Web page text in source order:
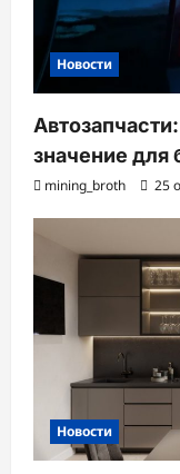
Новости
значение для
mining_broth 25
Новости